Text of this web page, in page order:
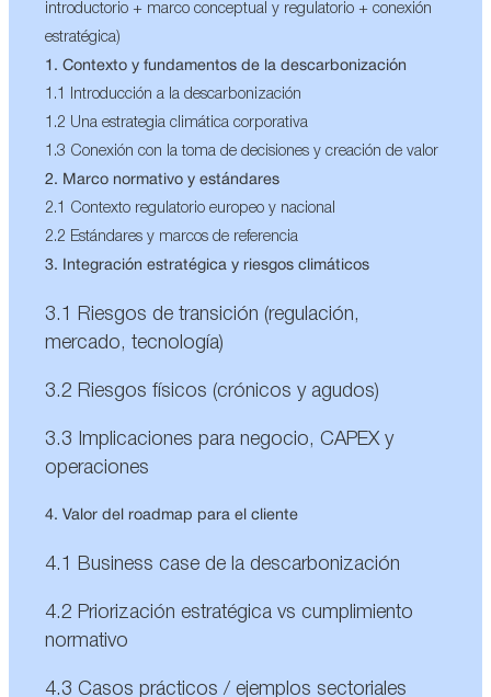
introductorio + marco conceptual y regulatorio + conexión
estratégica)
1. Contexto y fundamentos de la descarbonización
1.1 Introducción a la descarbonización
1.2 Una estrategia climática corporativa
1.3 Conexión con la toma de decisiones y creación de valor
2. Marco normativo y estándares
2.1 Contexto regulatorio europeo y nacional
2.2 Estándares y marcos de referencia
3. Integración estratégica y riesgos climáticos
3.1 Riesgos de transición (regulación,
mercado, tecnología)
3.2 Riesgos físicos (crónicos y agudos)
3.3 Implicaciones para negocio, CAPEX y
operaciones
4. Valor del roadmap para el cliente
4.1 Business case de la descarbonización
4.2 Priorización estratégica vs cumplimiento
normativo
4.3 Casos prácticos / ejemplos sectoriales